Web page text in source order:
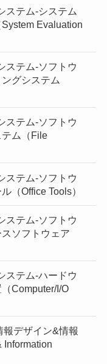
ステム-システム
Evaluation
ステム-ソフトウ
グシステム
ステム-ソフトウ
テム（File
ステム-ソフトウ
（Office Tools）
ステム-ソフトウ
ソフトウェア
ステム-ハードウ
Computer/I/O
デザイン&情報
Information